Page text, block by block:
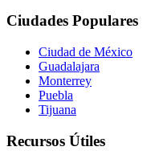
Ciudades Populares
Ciudad de México
Guadalajara
Monterrey
Puebla
Tijuana
Recursos Útiles